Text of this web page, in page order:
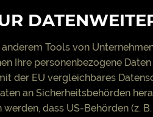
Tools von
Ihre personenbezogene
der EU vergleichbares
an Sicherheitsbehörden
dass US-Behörden (z.